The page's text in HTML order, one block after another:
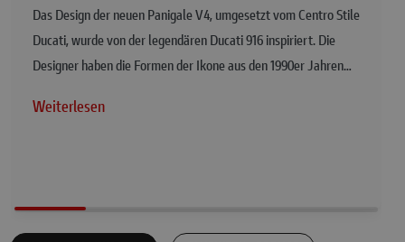
Das Design der neuen Panigale V4, umgesetzt vom Centro Stile
Ducati, wurde von der legendären Ducati 916 inspiriert. Die
Designer haben die Formen der Ikone aus den 1990er Jahren…
Weiterlesen